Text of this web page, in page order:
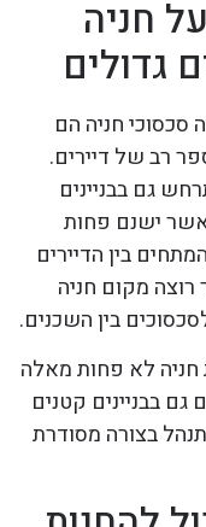
על חניה
גדולים
סכסוכי חניה הם
רב של דיירים.
גם בבניינים
ישנם פחות
בין הדיירים
רוצה מקום חניה
בין השכנים.
חניה לא פחות מאלה
בבניינים קטנים
בצורה מסודרת